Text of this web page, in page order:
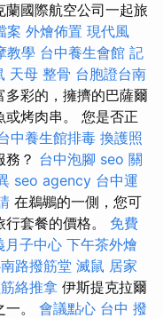
國際航空公司一起旅
案 外燴佈置 現代風
教學 台中養生會館 記
天母 整骨 台胞證台南
多彩的，擁擠的巴薩爾
或烤肉串。 您是否正
中養生館排毒 換護照
？ 台中泡腳 seo 關
seo agency 台中運
在鵜鶘的一側，您可
套餐的價格。 免費
月子中心 下午茶外燴
路撥筋堂 滅鼠 居家
絡推拿 伊斯提克拉爾
。 會議點心 台中 撥